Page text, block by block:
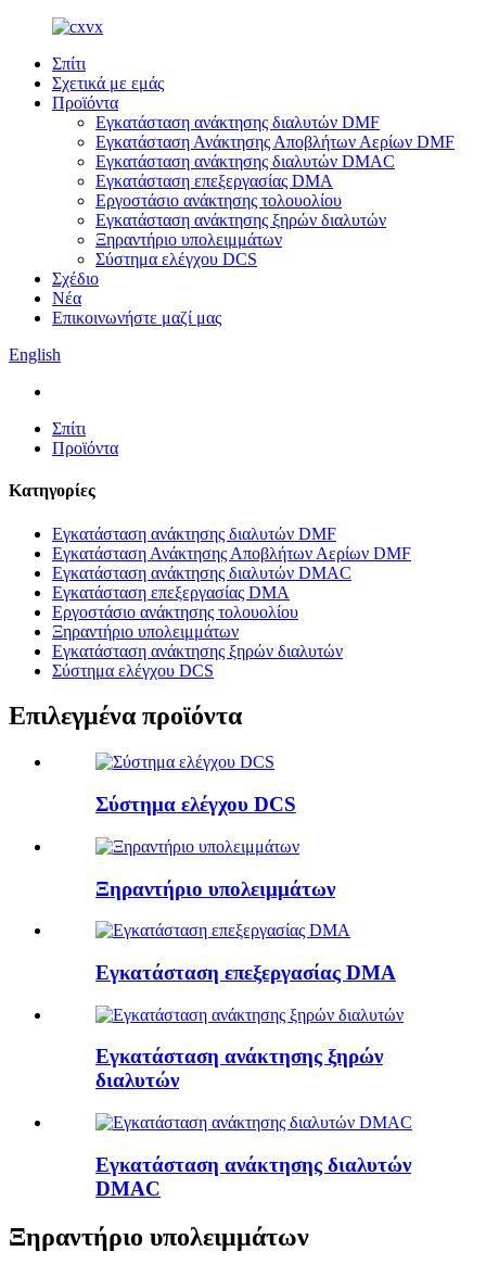
Σπίτι
Σχετικά με εμάς
Προϊόντα
Εγκατάσταση ανάκτησης διαλυτών DMF
Εγκατάσταση Ανάκτησης Αποβλήτων Αερίων DMF
Εγκατάσταση ανάκτησης διαλυτών DMAC
Εγκατάσταση επεξεργασίας DMA
Εργοστάσιο ανάκτησης τολουολίου
Εγκατάσταση ανάκτησης ξηρών διαλυτών
Ξηραντήριο υπολειμμάτων
Σύστημα ελέγχου DCS
Σχέδιο
Νέα
Επικοινωνήστε μαζί μας
English
Σπίτι
Προϊόντα
Κατηγορίες
Εγκατάσταση ανάκτησης διαλυτών DMF
Εγκατάσταση Ανάκτησης Αποβλήτων Αερίων DMF
Εγκατάσταση ανάκτησης διαλυτών DMAC
Εγκατάσταση επεξεργασίας DMA
Εργοστάσιο ανάκτησης τολουολίου
Ξηραντήριο υπολειμμάτων
Εγκατάσταση ανάκτησης ξηρών διαλυτών
Σύστημα ελέγχου DCS
Επιλεγμένα προϊόντα
Σύστημα ελέγχου DCS
Ξηραντήριο υπολειμμάτων
Εγκατάσταση επεξεργασίας DMA
Εγκατάσταση ανάκτησης ξηρών
διαλυτών
Εγκατάσταση ανάκτησης διαλυτών
DMAC
Ξηραντήριο υπολειμμάτων